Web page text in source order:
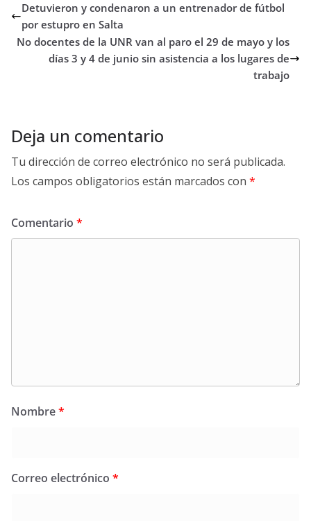
Detuvieron y condenaron a un entrenador de fútbol
por estupro en Salta
No docentes de la UNR van al paro el 29 de mayo y los
días 3 y 4 de junio sin asistencia a los lugares de
trabajo
Deja un comentario
Tu dirección de correo electrónico no será publicada.
Los campos obligatorios están marcados con *
Comentario *
Nombre*
Correo electrónico *